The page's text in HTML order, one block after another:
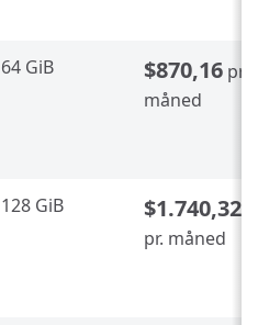
64 GiB $870,16 pr.
måned
128 GiB $1.740,32
pr. måned